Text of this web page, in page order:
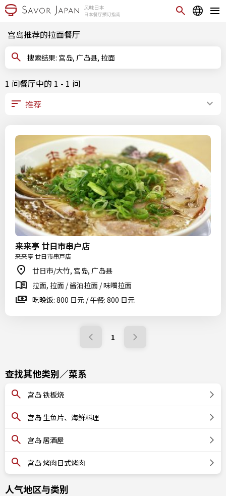
宫岛推荐的拉面餐厅
搜索结果: 宫岛, 广岛县, 拉面
1 间餐厅中的 1 - 1 间
来来亭 廿日市串户店
来来亭 廿日市串戸店
廿日市/大竹, 宫岛, 广岛县
拉面, 拉面 / 酱油拉面 / 味噌拉面
吃晚饭: 800 日元 / 午餐: 800 日元
1
查找其他类别／菜系
宫岛 铁板烧
宫岛 生鱼片、海鲜料理
宫岛 居酒屋
宫岛 烤肉日式烤肉
人气地区与类别